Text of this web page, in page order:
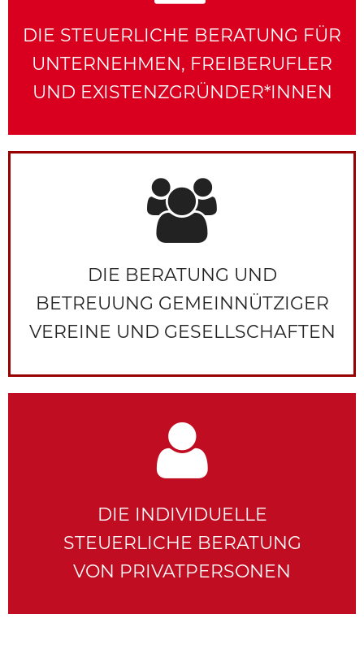
DIE STEUERLICHE BERATUNG FÜR
UNTERNEHMEN, FREIBERUFLER
UND EXISTENZGRÜNDER*INNEN
DIE BERATUNG UND
BETREUUNG GEMEINNÜTZIGER
VEREINE UND GESELLSCHAFTEN
DIE INDIVIDUELLE
STEUERLICHE BERATUNG
VON PRIVATPERSONEN